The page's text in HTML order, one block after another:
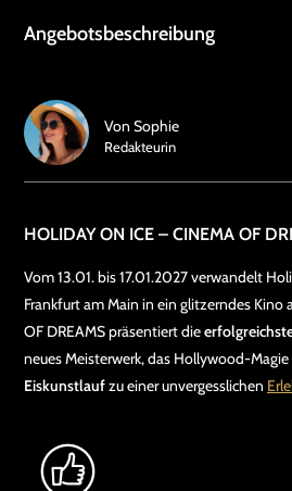
Angebotsbeschreibung
HOLIDAY ON ICE – CINEMA OF
Vom 13.01. bis 17.01.2027 verwandelt
Frankfurt am Main in ein glitzerndes Kino
OF DREAMS präsentiert die
neues Meisterwerk, das Hollywood-Magie
Eiskunstlaufzu einer unvergesslichen
Von Sophie
Redakteurin